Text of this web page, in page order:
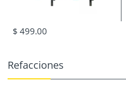
$ 499.00
Refacciones